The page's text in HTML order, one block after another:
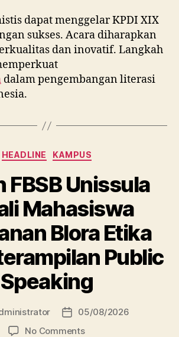
dapat menggelar KPDI XIX
sukses. Acara diharapkan
dan inovatif. Langkah
dalam pengembangan literasi
Categories
HEADLINE KAMPUS
FBSB Unissula
Mahasiswa
Blora Etika
Public
Speaking
Post05/08/2026
No Commentson